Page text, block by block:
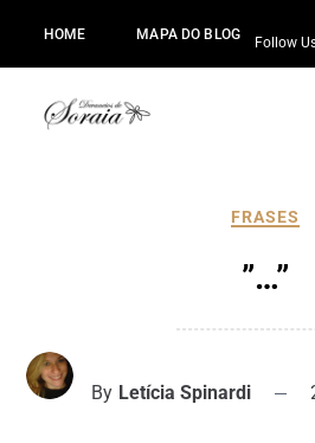
HOME MAPA DO BLOG
Follow
FRASES
”…”
By Letícia Spinardi